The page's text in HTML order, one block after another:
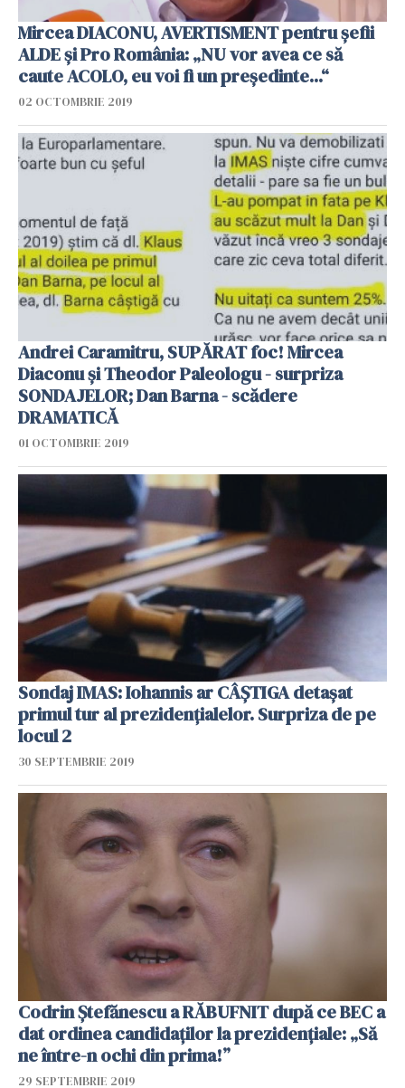
Mircea DIACONU, AVERTISMENT pentru șefii
ALDE și Pro România: „NU vor avea ce să
caute ACOLO, eu voi fi un președinte...“
02 OCTOMBRIE 2019
Andrei Caramitru, SUPĂRAT foc! Mircea
Diaconu și Theodor Paleologu - surpriza
SONDAJELOR; Dan Barna - scădere
DRAMATICĂ
01 OCTOMBRIE 2019
Sondaj IMAS: Iohannis ar CÂȘTIGA detaşat
primul tur al prezidenţialelor. Surpriza de pe
locul 2
30 SEPTEMBRIE 2019
Codrin Ștefănescu a RĂBUFNIT după ce BEC a
dat ordinea candidaților la prezidențiale: „Să
ne între-n ochi din prima!”
29 SEPTEMBRIE 2019